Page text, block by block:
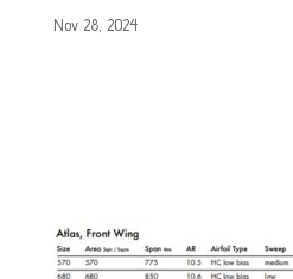
Nov 28, 2024